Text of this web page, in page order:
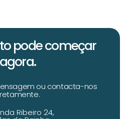
pode começar
agora.
ou contacta-nos
Ribeiro 24,